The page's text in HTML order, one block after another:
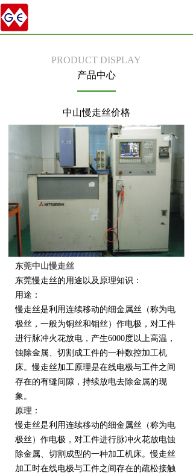
PRODUCT DISPLAY
产品中心
中山慢走丝价格
东莞中山慢走丝
东莞慢走丝的用途以及原理知识：
用途：
慢走丝是利用连续移动的细金属丝（称为电
极丝，一般为铜丝和钼丝）作电极，对工件
进行脉冲火花放电，产生6000度以上高温，
蚀除金属、切割成工件的一种数控加工机
床。慢走丝加工原理是在线电极与工件之间
存在的有缝间隙，持续放电去除金属的现
象。
原理：
慢走丝是利用连续移动的细金属丝（称为电
极丝）作电极，对工件进行脉冲火花放电蚀
除金属、切割成型的一种加工机床。慢走丝
加工时在线电极与工件之间存在的疏松接触